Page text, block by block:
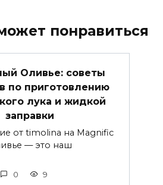
понравиться
Оливье: советы
по приготовлению
лука и жидкой
заправки
от timolina на Magnific
— это наш
0 9